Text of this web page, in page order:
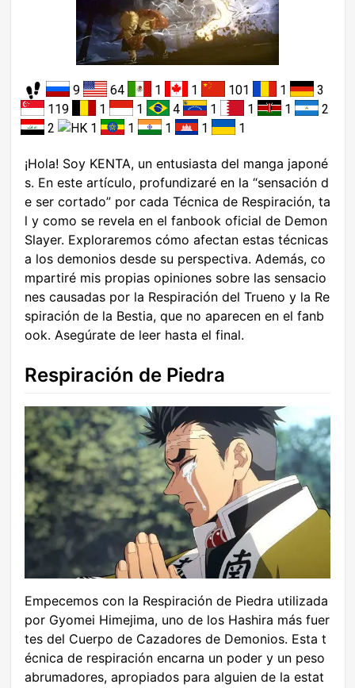
9 64 1 1 101 1
3
119
1 1 4 1 1 1
2
2
1 1 1 1 1
¡Hola! Soy KENTA, un entusiasta del manga japoné
s. En este artículo, profundizaré en la “sensación d
e ser cortado” por cada Técnica de Respiración, ta
l y como se revela en el fanbook oficial de Demon
Slayer. Exploraremos cómo afectan estas técnicas
a los demonios desde su perspectiva. Además, co
mpartiré mis propias opiniones sobre las sensacio
nes causadas por la Respiración del Trueno y la Re
spiración de la Bestia, que no aparecen en el fanb
ook. Asegúrate de leer hasta el final.
Respiración de Piedra
Empecemos con la Respiración de Piedra utilizada
por Gyomei Himejima, uno de los Hashira más fuer
tes del Cuerpo de Cazadores de Demonios. Esta t
écnica de respiración encarna un poder y un peso
abrumadores, apropiados para alguien de la estat